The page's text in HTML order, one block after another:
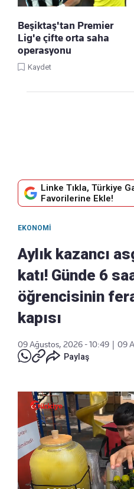
Beşiktaş'tan Premier
Lig'e çifte orta saha
operasyonu
Kaydet
Linke Tıkla, Türkiye
Favorilerine Ekle!
EKONOMI
Aylık kazancı
katı! Günde 6
öğrencisinin
kapısı
09 Ağustos, 2026 - 10:49
09
Paylaş